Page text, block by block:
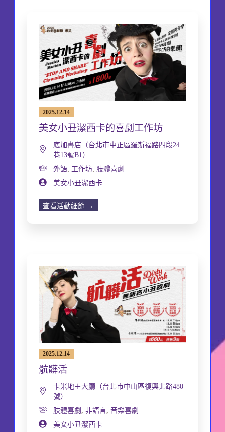
2025.12.14
美女小丑潔西卡的喜劇工作坊
底加書店（台北市中正區羅斯福路四段24
巷13號B1）
外語, 工作坊, 肢體喜劇
美女小丑潔西卡
查看活動細節 →
2025.12.14
骯髒活
卡米地＋大廳（台北市中山區復興北路480
號）
肢體喜劇 , 非語言, 音樂喜劇
美女小丑潔西卡